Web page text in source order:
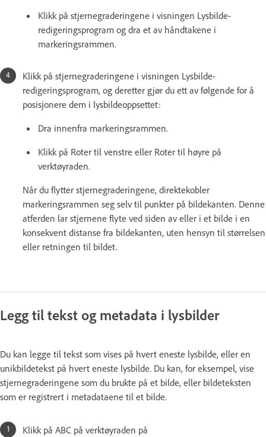
Klikk på stjernegraderingene i visningen Lysbilde-
redigeringsprogram og dra et av håndtakene i
markeringsrammen.
Klikk på stjernegraderingene i visningen Lysbilde-
redigeringsprogram, og deretter gjør du ett av følgende for å
posisjonere dem i lysbildeoppsettet:
Dra innenfra markeringsrammen.
Klikk på Roter til venstre eller Roter til høyre på
verktøyraden.
Når du flytter stjernegraderingene, direktekobler
markeringsrammen seg selv til punkter på bildekanten. Denne
atferden lar stjernene flyte ved siden av eller i et bilde i en
konsekvent distanse fra bildekanten, uten hensyn til størrelsen
eller retningen til bildet.
Legg til tekst og metadata i lysbilder
Du kan legge til tekst som vises på hvert eneste lysbilde, eller en
unikbildetekst på hvert eneste lysbilde. Du kan, for eksempel, vise
stjernegraderingene som du brukte på et bilde, eller bildeteksten
som er registrert i metadataene til et bilde.
Klikk på ABC på verktøyraden på